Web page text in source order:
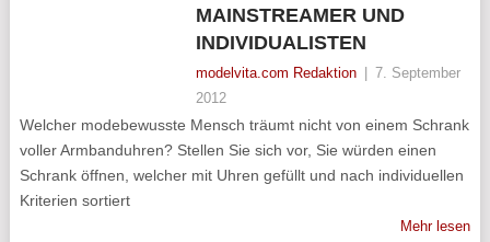
MAINSTREAMER UND
INDIVIDUALISTEN
modelvita.com Redaktion
7. September
2012
Welcher modebewusste Mensch träumt nicht von einem Schrank
voller Armbanduhren? Stellen Sie sich vor, Sie würden einen
Schrank öffnen, welcher mit Uhren gefüllt und nach individuellen
Kriterien sortiert
Mehr lesen